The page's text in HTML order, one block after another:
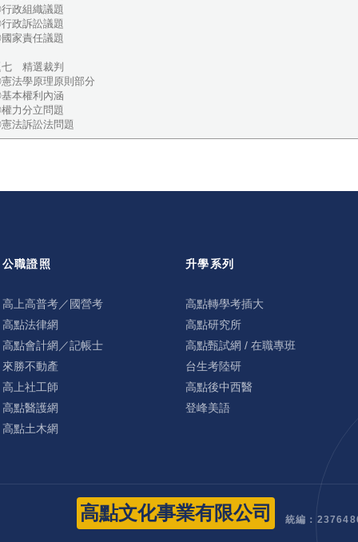
組織議題
訴訟議題
責任議題
七 精選裁判
學原理原則部分
權利內涵
分立問題
訴訟法問題
公職證照
高上高普考／國營考
高點法律網
高點會計網／記帳士
來勝不動產
高上社工師
高點醫護網
高點土木網
升學系列
高點轉學考插大
高點研究所
高點甄試網 / 在職專班
台生考陸研
高點後中西醫
登峰美語
高點文化事業有限公司 統編：